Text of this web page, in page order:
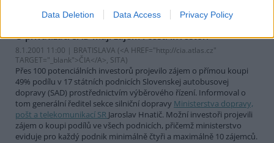
Data Deletion Data Access Privacy Policy
O privatizaci SAD mají zájem i čeští investoři
8.1.2001 11:00 | BRATISLAVA (<A HREF="http://cia.atlas.cz"
TARGET="_blank">ČIA</A>, SITA)
Přes 100 potenciálních investorů projevilo zájem o přímou koupi
49% podílu v 17 státních podnicích Slovenskej autobusovej
dopravy (SAD) prostřednictvím výběrového řízení. Informoval o
tom generální ředitel sekce silniční dopravy Ministerstva dopravy,
pošt a telekomunikací SR Jaroslav Hnatič. Možní investoři projevili
zájem o koupi podílů ve všech podnicích, přičemž ministerstvo
eviduje pro každý podnik minimálně čtyři a maximálně 10 zájemců.